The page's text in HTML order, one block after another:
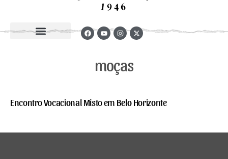
moças
Encontro Vocacional Misto em Belo Horizonte